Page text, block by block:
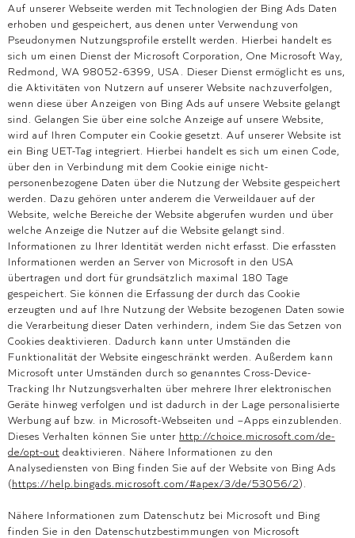
Auf unserer Webseite werden mit Technologien der Bing Ads Daten
erhoben und gespeichert, aus denen unter Verwendung von
Pseudonymen Nutzungsprofile erstellt werden. Hierbei handelt es
sich um einen Dienst der Microsoft Corporation, One Microsoft Way,
Redmond, WA 98052-6399, USA. Dieser Dienst ermöglicht es uns,
die Aktivitäten von Nutzern auf unserer Website nachzuverfolgen,
wenn diese über Anzeigen von Bing Ads auf unsere Website gelangt
sind. Gelangen Sie über eine solche Anzeige auf unsere Website,
wird auf Ihren Computer ein Cookie gesetzt. Auf unserer Website ist
ein Bing UET-Tag integriert. Hierbei handelt es sich um einen Code,
über den in Verbindung mit dem Cookie einige nicht-
personenbezogene Daten über die Nutzung der Website gespeichert
werden. Dazu gehören unter anderem die Verweildauer auf der
Website, welche Bereiche der Website abgerufen wurden und über
welche Anzeige die Nutzer auf die Website gelangt sind.
Informationen zu Ihrer Identität werden nicht erfasst. Die erfassten
Informationen werden an Server von Microsoft in den USA
übertragen und dort für grundsätzlich maximal 180 Tage
gespeichert. Sie können die Erfassung der durch das Cookie
erzeugten und auf Ihre Nutzung der Website bezogenen Daten sowie
die Verarbeitung dieser Daten verhindern, indem Sie das Setzen von
Cookies deaktivieren. Dadurch kann unter Umständen die
Funktionalität der Website eingeschränkt werden. Außerdem kann
Microsoft unter Umständen durch so genanntes Cross-Device-
Tracking Ihr Nutzungsverhalten über mehrere Ihrer elektronischen
Geräte hinweg verfolgen und ist dadurch in der Lage personalisierte
Werbung auf bzw. in Microsoft-Webseiten und –Apps einzublenden.
Dieses Verhalten können Sie unter http://choice.microsoft.com/de-
de/opt-out deaktivieren. Nähere Informationen zu den
Analysediensten von Bing finden Sie auf der Website von Bing Ads
(https://help.bingads.microsoft.com/#apex/3/de/53056/2).
Nähere Informationen zum Datenschutz bei Microsoft und Bing
finden Sie in den Datenschutzbestimmungen von Microsoft